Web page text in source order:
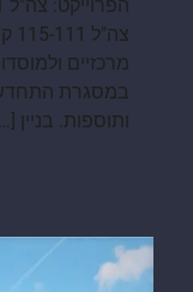
מרכזיים
ותוספות. בניין
[…]